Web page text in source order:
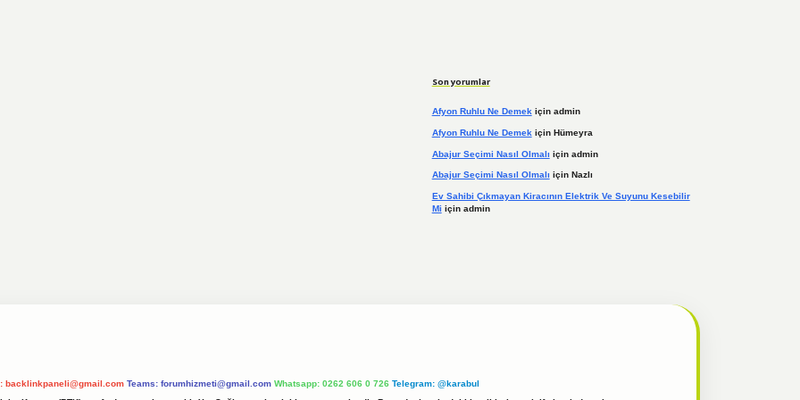
Son yorumlar
Afyon Ruhlu Ne Demekiçin admin
Afyon Ruhlu Ne Demek için Hümeyra
Abajur Seçimi Nasıl Olmalı için admin
Abajur Seçimi Nasıl Olmalı için Nazlı
Ev Sahibi Çıkmayan Kiracının Elektrik Ve Suyunu Kesebilir
Mi için admin
backlinkpaneli@gmail.com Teams: forumhizmeti@gmail.com Whatsapp: 0262 606 0 726 Telegram: @karabul